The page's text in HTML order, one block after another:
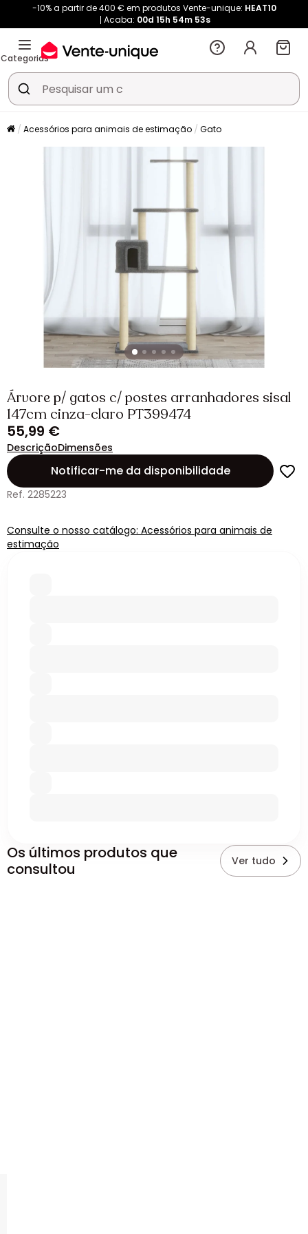
-10% a partir de 400 € em produtos Vente-unique: HEAT10
Acaba: 00d 15h 54m 52s
Categorias
Acessórios para animais de estimação Gato
Árvore p/ gatos c/ postes arranhadores sisal
147cm cinza-claro PT399474
55,99 €
DescriçãoDimensões
Notificar-me da disponibilidade
Ref. 2285223
Consulte o nosso catálogo: Acessórios para animais de
estimação
Os últimos produtos que
consultou
Ver tudo